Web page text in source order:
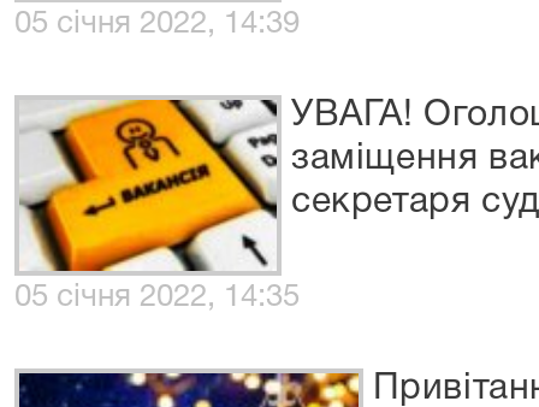
05 січня 2022, 14:39
УВАГА!
заміщення
секретаря
05 січня 2022, 14:35